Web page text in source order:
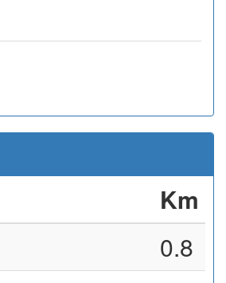
Km
0.8